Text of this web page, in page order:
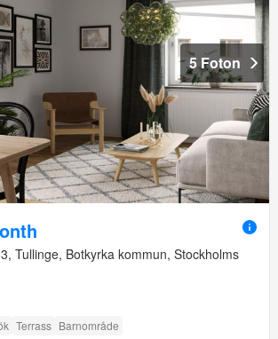
5 Foton
Tullinge, Botkyrka kommun, Stockholms
Terrass Barnområde